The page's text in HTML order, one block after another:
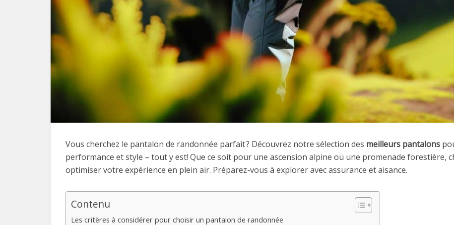
Vous cherchez le pantalon de randonnée parfait ? Découvrez notre sélection des meilleurs pantalons
performance et style – tout y est! Que ce soit pour une ascension alpine ou une promenade forestière,
optimiser votre expérience en plein air. Préparez-vous à explorer avec assurance et aisance.
Contenu
Les critères à considérer pour choisir un pantalon de randonnée